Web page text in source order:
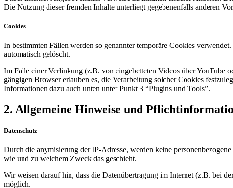
Die Nutzung dieser fremden Inhalte unterliegt gegebenenfalls anderen
Cookies
In bestimmten Fällen werden so genannter temporäre Cookies
automatisch gelöscht.
Im Falle einer Verlinkung (z.B. von eingebetteten Videos über YouTube
gängigen Browser erlauben es, die Verarbeitung solcher Cookies
Informationen dazu auch unten unter Punkt 3 “Plugins und Tools”.
2. Allgemeine Hinweise und
Datenschutz
Durch die anymisierung der IP-Adresse, werden keine
wie und zu welchem Zweck das geschieht.
Wir weisen darauf hin, dass die Datenübertragung im Internet (z.B. bei
möglich.